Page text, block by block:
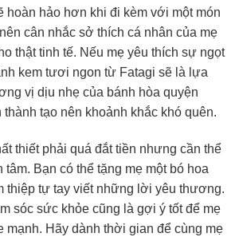
hoàn hảo hơn khi đi kèm với một món
cân nhắc sở thích cá nhân của mẹ
thật tinh tế. Nếu mẹ yêu thích sự ngọt
kem tươi ngon từ Fatagi sẽ là lựa
vị dịu nhẹ của bánh hòa quyện
tạo nên khoảnh khắc khó quên.
thiết phải quá đắt tiền nhưng cần thể
Bạn có thể tặng mẹ một bó hoa
thiệp tự tay viết những lời yêu thương.
sóc sức khỏe cũng là gợi ý tốt để mẹ
mạnh. Hãy dành thời gian để cùng mẹ